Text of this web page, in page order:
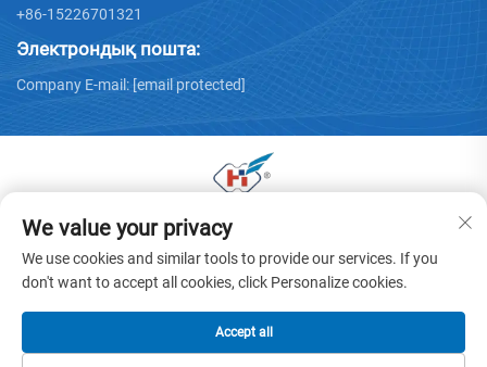
+86-15226701321
Электрондық пошта:
Company E-mail: [email protected]
© 2025 Донггуан Хуая қаңылтыр машиналары
компаниясының барлық құқтары сақталған. -Құпиялық
саясаты
We value your privacy
We use cookies and similar tools to provide our services. If you
don't want to accept all cookies, click Personalize cookies.
Accept all